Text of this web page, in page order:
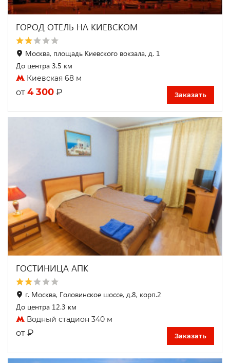
ГОРОД ОТЕЛЬ НА КИЕВСКОМ
Москва, площадь Киевского вокзала, д. 1
До центра 3.5 км
Киевская 68 м
от 4 300 ₽ Заказать
ГОСТИНИЦА АПК
г. Москва, Головинское шоссе, д.8, корп.2
До центра 12.3 км
Водный стадион 340 м
от ₽ Заказать